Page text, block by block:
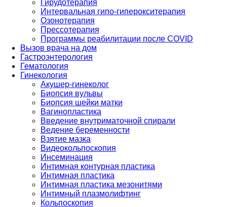
Гирудотерапия
Интервальная гипо-гиперокситерапия
Озонотерапия
Прессотерапия
Программы реабилитации после СOVID
Вызов врача на дом
Гастроэнтерология
Гематология
Гинекология
Акушер-гинеколог
Биопсия вульвы
Биопсия шейки матки
Вагинопластика
Введение внутриматочной спирали
Ведение беременности
Взятие мазка
Видеокольпоскопия
Инсеминация
Интимная контурная пластика
Интимная пластика
Интимная пластика мезонитями
Интимный плазмолифтинг
Кольпоскопия